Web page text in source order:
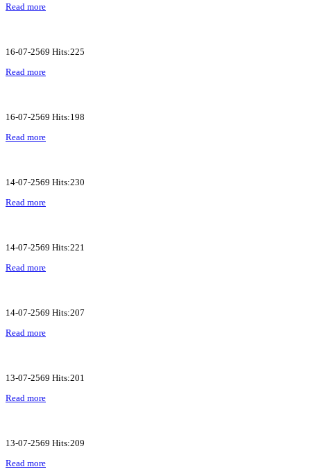
Read more
16-07-2569 Hits:225
Read more
16-07-2569 Hits:198
Read more
14-07-2569 Hits:230
Read more
14-07-2569 Hits:221
Read more
14-07-2569 Hits:207
Read more
13-07-2569 Hits:201
Read more
13-07-2569 Hits:209
Read more